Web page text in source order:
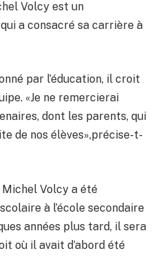
Volcy est un
a consacré sa carrière à
par l’éducation, il croit
«Je ne remercierai
dont les parents, qui
de nos élèves»,précise-t-
Michel Volcy a été
à l’école secondaire
années plus tard, il sera
où il avait d’abord été